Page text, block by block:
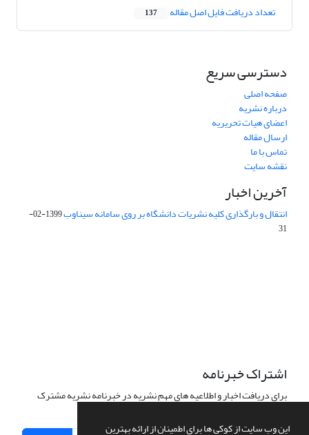
این وب سایت از کوکی ها برای اطمینان از ارائه بهترین
تعداد دریافت فایل اصل مقاله 137
دسترسی سریع
صفحه اصلی
درباره نشریه
اعضای هیات تحریریه
ارسال مقاله
تماس با ما
نقشه سایت
آخرین اخبار
انتقال و بارگذاری کلیه نشریات دانشگاه بر روی سامانه سیناوب
1399-02-
31
اشتراک خبرنامه
برای دریافت اخبار و اطلاعیه های مهم نشریه در خبرنامه نشریه مشترک